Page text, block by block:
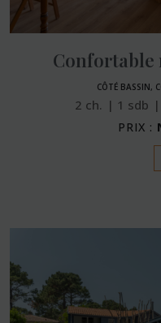
Confortable
CÔTÉ BASSIN,
2 ch. 1 sdb
PRIX :